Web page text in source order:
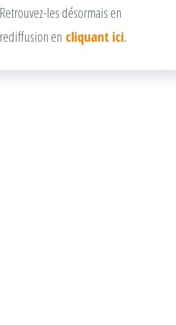
Retrouvez-les désormais en
rediffusion en cliquant ici.